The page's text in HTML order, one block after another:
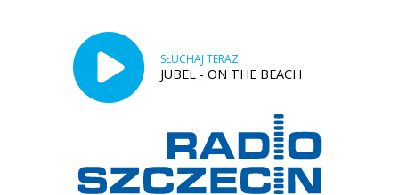
SŁUCHAJ TERAZ
JUBEL - ON THE BEACH